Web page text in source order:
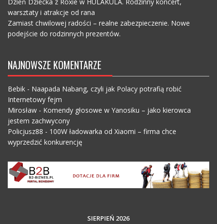
warsztaty i atrakcje od rana
Zamiast chwilowej radości – realne zabezpieczenie. Nowe
podejście do rodzinnych prezentów.
NAJNOWSZE KOMENTARZE
Bebik- Naapada Nabang, czyli jak Polacy potrafią robić
Internetowy fejm
Mirosław- Komendy głosowe w Yanosiku – jako kierowca
jestem zachwycony
Policjusz88 - 100W ładowarka od Xiaomi – firma chce
wyprzedzić konkurencję
SIERPIEŃ 2026